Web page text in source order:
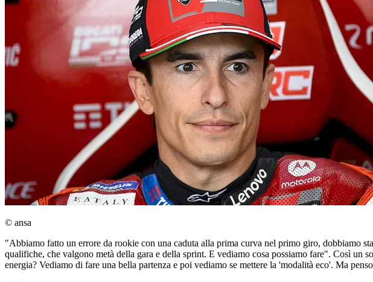
© ansa
"Abbiamo fatto un errore da rookie con una caduta alla prima curva nel primo giro, dobbiamo
qualifiche, che valgono metà della gara e della sprint. E vediamo cosa possiamo fare". Così
energia? Vediamo di fare una bella partenza e poi vediamo se mettere la 'modalità eco'. Ma